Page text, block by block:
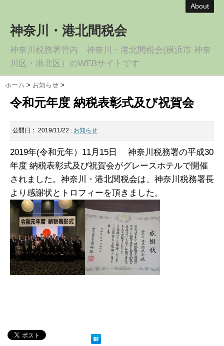
About
神奈川・港北間税会
神奈川税務署管内 神奈川・港北間税会(横浜市 神奈
川区・港北区）のWEBサイトです
ホーム > お知らせ >
令和元年度 納税表彰式及び祝賀会
公開日： 2019/11/22 : お知らせ
2019年(令和元年）11月15日 神奈川税務署の平成30
年度 納税表彰式及び祝賀会がグレースホテルで開催
されました。神奈川・港北関税会は、神奈川税務署長
より感謝状とトロフィーを頂きました。